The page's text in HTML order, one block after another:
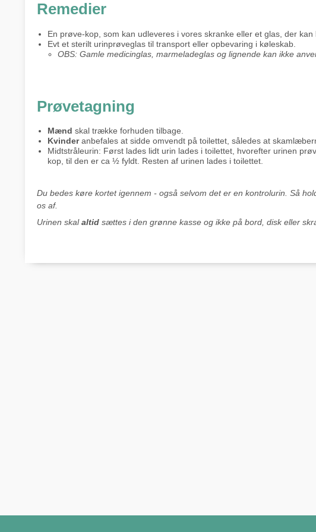
Remedier
En prøve-kop, som kan udleveres i vores skranke eller et glas, der
Evt et sterilt urinprøveglas til transport eller opbevaring i køleskab.
OBS: Gamle medicinglas, marmeladeglas og lignende kan ikke
Prøvetagning
Mænd skal trække forhuden tilbage.
Kvinderanbefales at sidde omvendt på toilettet, således at
Midtstråleurin: Først lades lidt urin lades i toilettet, hvorefter urinen
kop, til den er ca ½ fyldt. Resten af urinen lades i toilettet.
Du bedes køre kortet igennem - også selvom det er en kontrolurin. Så
os af.
Urinen skalaltid sættes i den grønne kasse og ikke på bord, disk eller